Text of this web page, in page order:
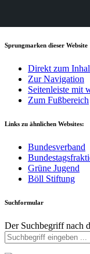
Sprungmarken dieser Website
Direkt zum
Zur Navigation
Seitenleiste mit
Zum Fußbereich
Links zu ähnlichen Websites:
Bundesverband
Grüne Jugend
Böll Stiftung
Suchformular
Der Suchbegriff nach